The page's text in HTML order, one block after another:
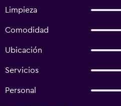
Limpieza
Comodidad
Ubicación
Servicios
Personal